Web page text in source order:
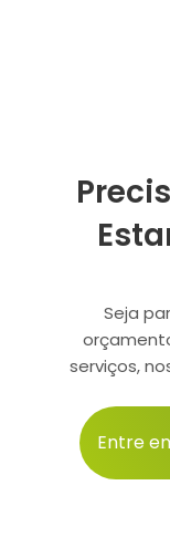
Seja
serviços,
Entre